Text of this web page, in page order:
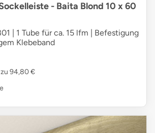
- Baita Blond 10 x 60
| 1 Tube für ca. 15 lfm | Befestigung
Klebeband
zu 94,80 €